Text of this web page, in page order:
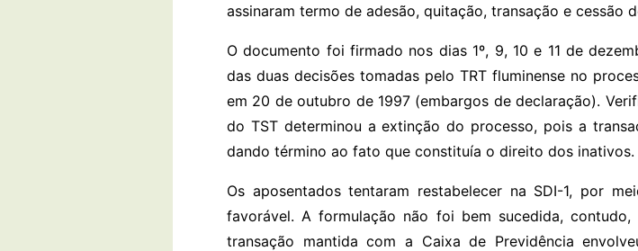
assinaram termo de adesão, quitação, transação e cessão
O documento foi firmado nos dias 1º, 9, 10 e 11 de
das duas decisões tomadas pelo TRT fluminense no
em 20 de outubro de 1997 (embargos de declaração).
do TST determinou a extinção do processo, pois a
dando término ao fato que constituía o direito dos inativos.
Os aposentados tentaram restabelecer na SDI-1, por
favorável. A formulação não foi bem sucedida,
transação mantida com a Caixa de Previdência